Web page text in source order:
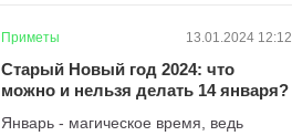
Приметы 13.01.2024 12:12
Старый Новый год 2024: что
можно и нельзя делать 14 января?
Январь - магическое время, ведь